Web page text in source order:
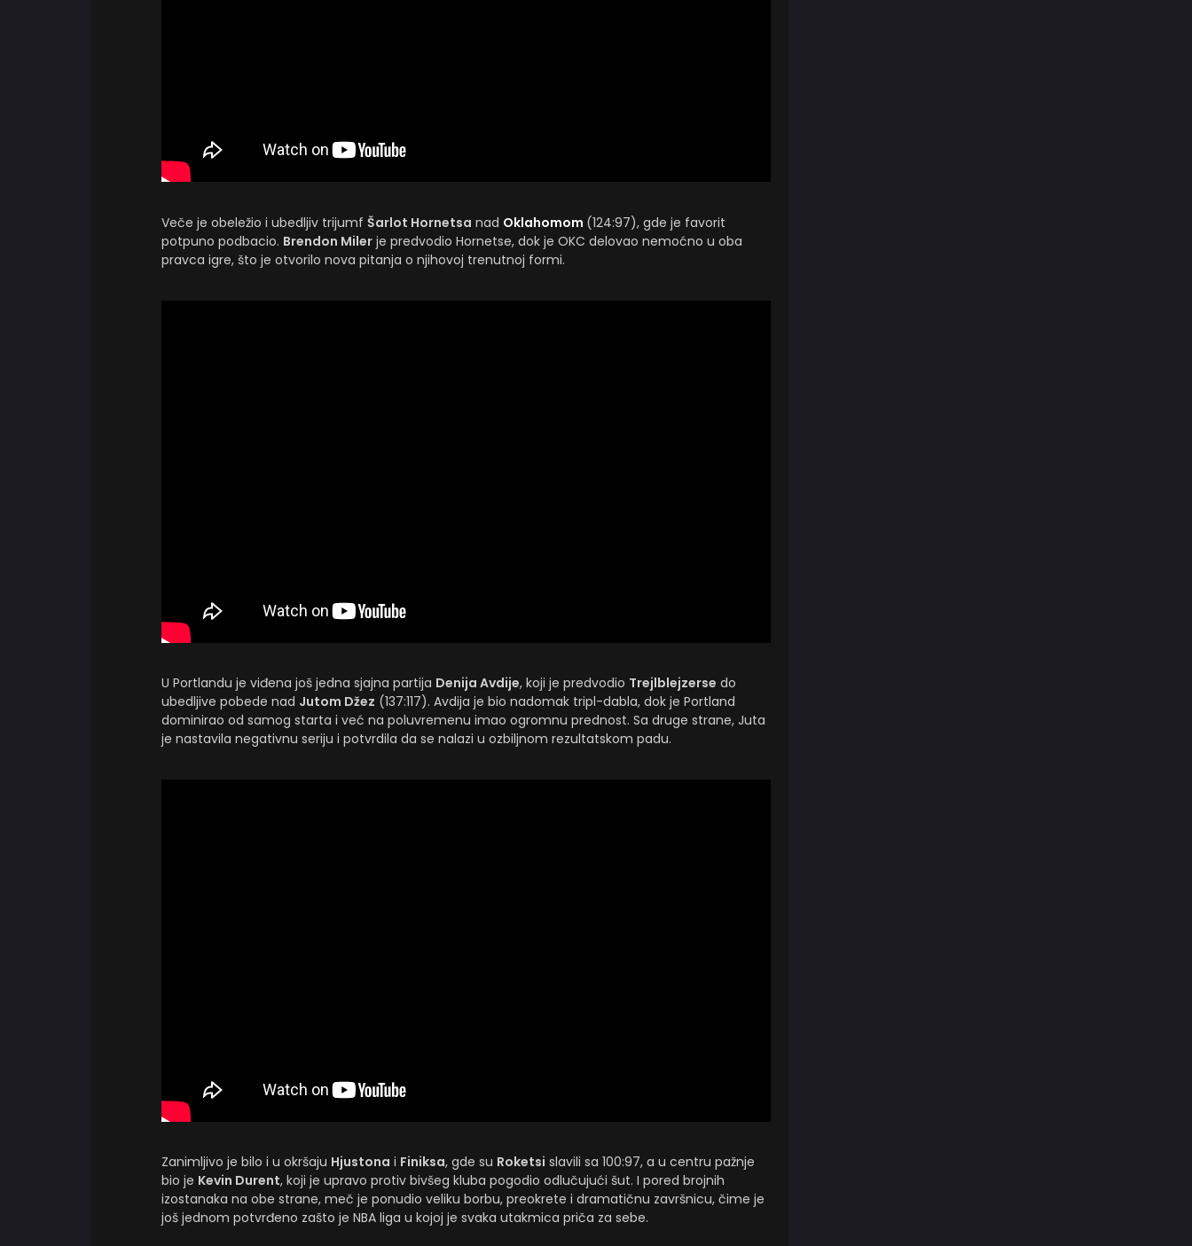
Veče je obeležio i ubedljiv trijumf Šarlot Hornetsa nad Oklahomom (124:97), gde je favorit
potpuno podbacio. Brendon Miler je predvodio Hornetse, dok je OKC delovao nemoćno u oba
pravca igre, što je otvorilo nova pitanja o njihovoj trenutnoj formi.
U Portlandu je viđena još jedna sjajna partija Denija Avdije, koji je predvodio Trejlblejzerse do
ubedljive pobede nad Jutom Džez (137:117). Avdija je bio nadomak tripl-dabla, dok je Portland
dominirao od samog starta i već na poluvremenu imao ogromnu prednost. Sa druge strane, Juta
je nastavila negativnu seriju i potvrdila da se nalazi u ozbiljnom rezultatskom padu.
Zanimljivo je bilo i u okršaju Hjustona i Finiksa, gde su Roketsi slavili sa 100:97, a u centru pažnje
bio je Kevin Durent, koji je upravo protiv bivšeg kluba pogodio odlučujući šut. I pored brojnih
izostanaka na obe strane, meč je ponudio veliku borbu, preokrete i dramatičnu završnicu, čime je
još jednom potvrđeno zašto je NBA liga u kojoj je svaka utakmica priča za sebe.